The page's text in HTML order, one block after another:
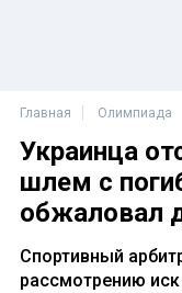
Главная Олимпиада
Украинца
шлем с
обжаловал
Спортивный
рассмотрению иск